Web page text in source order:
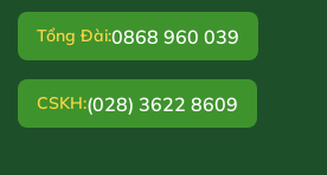
Tổng Đài:0868 960 039
CSKH:(028) 3622 8609